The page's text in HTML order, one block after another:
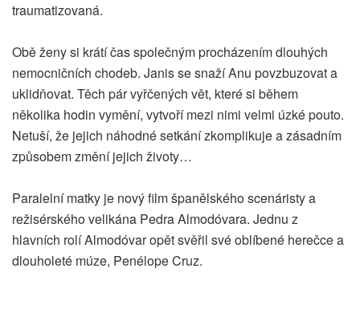
traumatizovaná.
Obě ženy si krátí čas společným procházením dlouhých
nemocničních chodeb. Janis se snaží Anu povzbuzovat a
uklidňovat. Těch pár vyřčených vět, které si během
několika hodin vymění, vytvoří mezi nimi velmi úzké pouto.
Netuší, že jejich náhodné setkání zkomplikuje a zásadním
způsobem změní jejich životy…
Paralelní matky je nový film španělského scenáristy a
režisérského velikána Pedra Almodóvara. Jednu z
hlavních rolí Almodóvar opět svěřil své oblíbené herečce a
dlouholeté múze, Penélope Cruz.